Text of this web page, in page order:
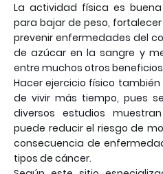
La actividad física es
para bajar de peso,
prevenir enfermedades del
de azúcar en la sangre y
entre muchos otros
Hacer ejercicio físico
de vivir más tiempo, pues
diversos estudios
puede reducir el riesgo de
consecuencia de
tipos de cáncer.